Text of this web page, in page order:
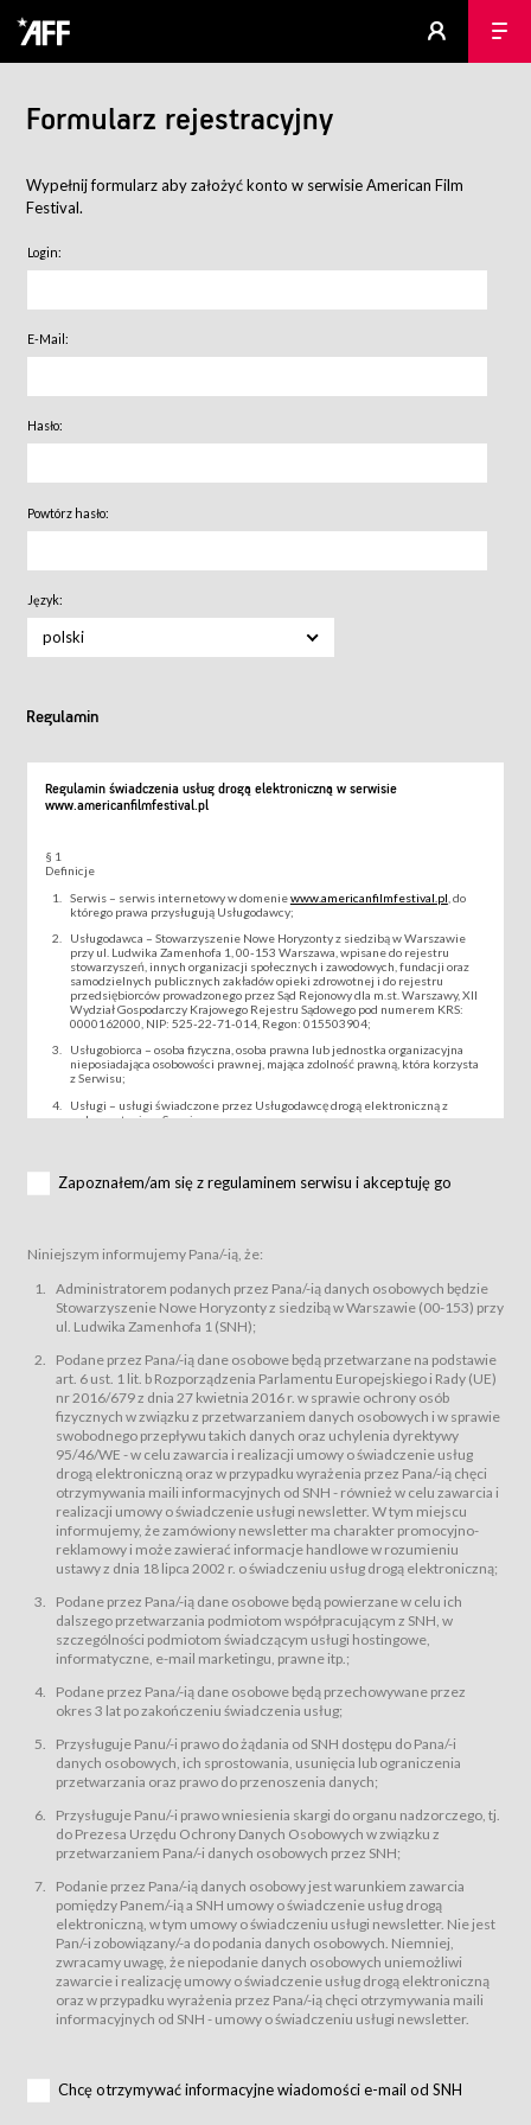
Formularz rejestracyjny
Wypełnij formularz aby założyć konto w serwisie American Film
Festival.
Login:
E-Mail:
Hasło:
Powtórz hasło:
Język:
polski
Regulamin
Regulamin świadczenia usług drogą elektroniczną w serwisie
www.americanfilmfestival.pl
§ 1
Definicje
Serwis – serwis internetowy w domeniewww.americanfilmfestival.pl , do
którego prawa przysługują Usługodawcy;
Usługodawca – Stowarzyszenie Nowe Horyzonty z siedzibą w Warszawie
przy ul. Ludwika Zamenhofa 1, 00-153 Warszawa, wpisane do rejestru
stowarzyszeń, innych organizacji społecznych i zawodowych, fundacji oraz
samodzielnych publicznych zakładów opieki zdrowotnej i do rejestru
przedsiębiorców prowadzonego przez Sąd Rejonowy dla m.st. Warszawy, XII
Wydział Gospodarczy Krajowego Rejestru Sądowego pod numerem KRS:
0000162000, NIP: 525-22-71-014, Regon: 015503904;
Usługobiorca – osoba fizyczna, osoba prawna lub jednostka organizacyjna
nieposiadająca osobowości prawnej, mająca zdolność prawną, która korzysta
z Serwisu;
Usługi – usługi świadczone przez Usługodawcę drogą elektroniczną z
wykorzystaniem Serwisu;
za pośrednictwem Serwisu;
podmiotom z branży mediów i filmowej (Akredytacje);
Bilety – wybrane dokumenty potwierdzające zawarcie umowy z
Usługodawcą i uprawniające do wzięcia udziału w Wydarzeniu,
przewidziane przez Usługodawcę dla danego Wydarzenia, tj. uprawniające
do uczestnictwa w wielu albo w pojedynczych seansach filmowych,
Sklep – sklep internetowy prowadzony przez Usługodawcę w Serwisie;
Regulamin – niniejszy regulamin.
§ 2
Postanowienia ogólne
Regulamin określa zasady:
świadczenia Usługobiorcom Usług przez Usługodawcę, z
zastrzeżeniem usług, o których mowa w ust. 2 pkt. 4 i 5 poniżej, których
zasady świadczenia precyzują odrębne regulaminy,
przetwarzania przez Usługodawcę danych osobowych Usługobiorców
będących osobami fizycznymi.
świadczy Usługi drogą elektroniczną w rozumieniu ustawy z dnia 18 lipca
2002 r. o świadczeniu usług drogą elektroniczną (Dz.U. z 2002 r., Nr 144, poz.
1204, z późń. zm.). Usługi świadczone są nieodpłatnie.
usługę przeglądania i odczytywania przez Usługobiorców materiałów
zamieszczanych w Serwisie,
usługę utrzymywania konta użytkownika w Serwisie,
usługę newsletter,
usługę zawierania na odległość umów nabycia Karnetów i Biletów,
usługę zawierania na odległość umów sprzedaży w Sklepie.
dnia 18 lipca 2002 r. o świadczeniu usług drogą elektroniczną (Dz.U. z 2002
r., Nr 144, poz. 1204, z późń. zm.). Usługi świadczone są nieodpłatnie.
Na zasadach określonych w Regulaminie dostęp do Serwisu jest otwarty dla
Usługobiorca przed rozpoczęciem korzystania z Serwisu jest zobowiązany
zapoznać się z Regulaminem. Założenie konta w Serwisie oraz zamówienie
usługi newsletter za pośrednictwem przeznaczonego do tego formularza
zamieszczonego na stronach Serwisu dostępnych dla wszystkich
Usługobiorców wymaga akceptacji postanowień Regulaminu.
Usługobiorca zobowiązany jest do przestrzegania postanowień Regulaminu
od chwili rozpoczęcia korzystania z Serwisu.
Regulamin jest udostępniony Usługobiorcom nieodpłatnie za
Warunki techniczne korzystania z Usług
Zapoznałem/am się z regulaminem serwisu i akceptuję go
Niniejszym informujemy Pana/-ią, że:
Administratorem podanych przez Pana/-ią danych osobowych będzie
Stowarzyszenie Nowe Horyzonty z siedzibą w Warszawie (00-153) przy
ul. Ludwika Zamenhofa 1 (SNH);
Podane przez Pana/-ią dane osobowe będą przetwarzane na podstawie
art. 6 ust. 1 lit. b Rozporządzenia Parlamentu Europejskiego i Rady (UE)
nr 2016/679 z dnia 27 kwietnia 2016 r. w sprawie ochrony osób
fizycznych w związku z przetwarzaniem danych osobowych i w sprawie
swobodnego przepływu takich danych oraz uchylenia dyrektywy
95/46/WE - w celu zawarcia i realizacji umowy o świadczenie usług
drogą elektroniczną oraz w przypadku wyrażenia przez Pana/-ią chęci
otrzymywania maili informacyjnych od SNH - również w celu zawarcia i
realizacji umowy o świadczenie usługi newsletter. W tym miejscu
informujemy, że zamówiony newsletter ma charakter promocyjno-
reklamowy i może zawierać informacje handlowe w rozumieniu
ustawy z dnia 18 lipca 2002 r. o świadczeniu usług drogą elektroniczną;
Podane przez Pana/-ią dane osobowe będą powierzane w celu ich
dalszego przetwarzania podmiotom współpracującym z SNH, w
szczególności podmiotom świadczącym usługi hostingowe,
informatyczne, e-mail marketingu, prawne itp.;
Podane przez Pana/-ią dane osobowe będą przechowywane przez
okres 3 lat po zakończeniu świadczenia usług;
Przysługuje Panu/-i prawo do żądania od SNH dostępu do Pana/-i
danych osobowych, ich sprostowania, usunięcia lub ograniczenia
przetwarzania oraz prawo do przenoszenia danych;
Przysługuje Panu/-i prawo wniesienia skargi do organu nadzorczego, tj.
do Prezesa Urzędu Ochrony Danych Osobowych w związku z
przetwarzaniem Pana/-i danych osobowych przez SNH;
Podanie przez Pana/-ią danych osobowy jest warunkiem zawarcia
pomiędzy Panem/-ią a SNH umowy o świadczenie usług drogą
elektroniczną, w tym umowy o świadczeniu usługi newsletter. Nie jest
Pan/-i zobowiązany/-a do podania danych osobowych. Niemniej,
zwracamy uwagę, że niepodanie danych osobowych uniemożliwi
zawarcie i realizację umowy o świadczenie usług drogą elektroniczną
oraz w przypadku wyrażenia przez Pana/-ią chęci otrzymywania maili
informacyjnych od SNH - umowy o świadczeniu usługi newsletter.
Chcę otrzymywać informacyjne wiadomości e-mail od SNH